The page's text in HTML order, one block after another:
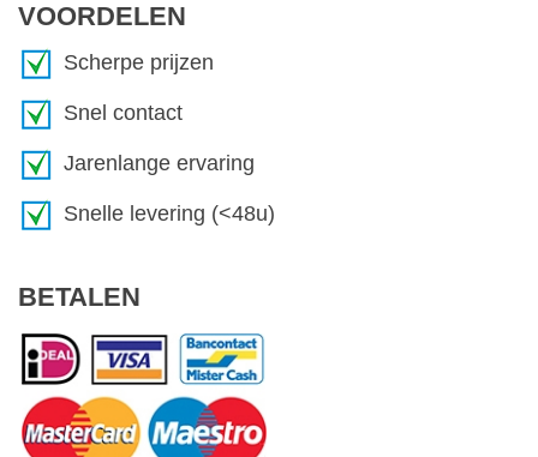
VOORDELEN
Scherpe prijzen
Snel contact
Jarenlange ervaring
Snelle levering (<48u)
BETALEN